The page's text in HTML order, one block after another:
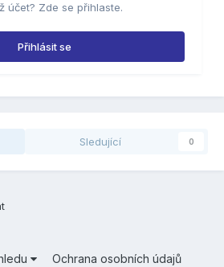
účet? Zde se přihlaste.
Přihlásit se
Sledující 0
Ochrana osobních údajů